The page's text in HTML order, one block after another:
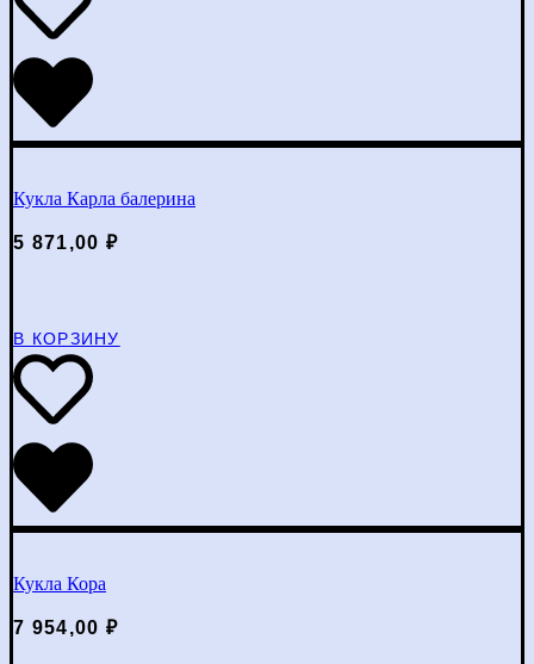
Кукла Карла балерина
5 871,00 ₽
В КОРЗИНУ
Кукла Кора
7 954,00 ₽